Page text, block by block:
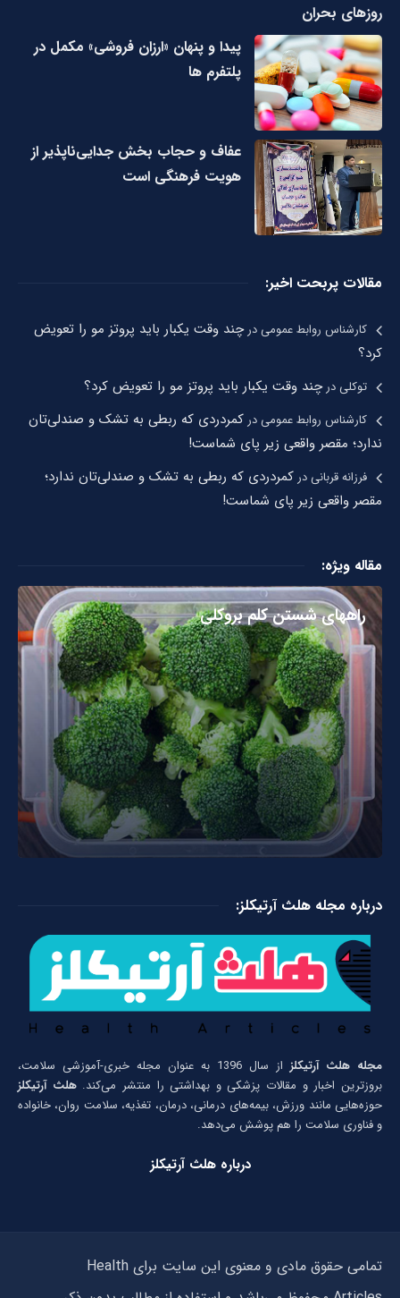
روزهای بحران
پیدا و پنهان «ارزان فروشی» مکمل در
پلتفرم ها
عفاف و حجاب بخش جدایی‌ناپذیر از
هویت فرهنگی است
مقالات پربحت اخیر:
کارشناس روابط عمومیدرچند وقت یکبار باید پروتز مو را تعویض
کرد؟
توکلیدرچند وقت یکبار باید پروتز مو را تعویض کرد؟
کارشناس روابط عمومیدر کمردردی که ربطی به تشک و صندلی‌تان
ندارد؛ مقصر واقعی زیر پای شماست!
فرزانه قربانیدر کمردردی که ربطی به تشک و صندلی‌تان ندارد؛
مقصر واقعی زیر پای شماست!
مقاله ویژه:
راههای شستن کلم بروکلی
درباره مجله هلث آرتیکلز:
مجله هلث آرتیکلز
از سال 1396 به عنوان مجله خبری-آموزشی سلامت،
بروزترین اخبار و مقالات پزشکی و بهداشتی را منتشر می‌کند.هلث آرتیکلز
حوزه‌هایی مانند ورزش، بیمه‌های درمانی، درمان، تغذیه، سلامت روان، خانواده
و فناوری سلامت را هم پوشش می‌دهد.
درباره هلث آرتیکلز
تمامی حقوق مادی و معنوی این سایت برای Health